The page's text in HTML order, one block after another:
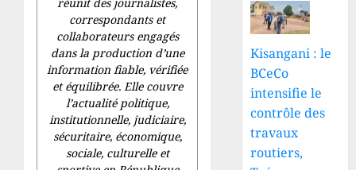
correspondants et
collaborateurs engagés
dans la production d’une
information fiable, vérifiée
et équilibrée. Elle couvre
l’actualité politique,
institutionnelle, judiciaire,
sécuritaire, économique,
sociale, culturelle et
Kisangani : le
BCeCo
intensifie le
contrôle des
travaux
routiers,